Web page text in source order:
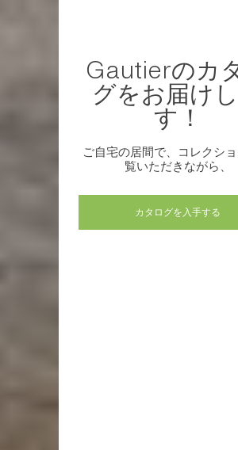
Gautierのカ
グをお届け
す！
ご自宅の居間で、コレクシ
覧いただきながら、
カタログを入手する